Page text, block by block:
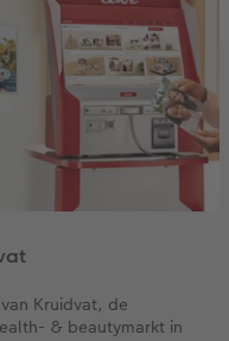
Kruidvat, de
& beautymarkt in